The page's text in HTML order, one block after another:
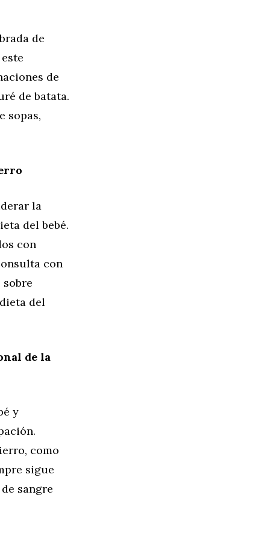
de
de
de batata.
sopas,
la
del bebé.
con
con
del
de la
y
como
sigue
sangre